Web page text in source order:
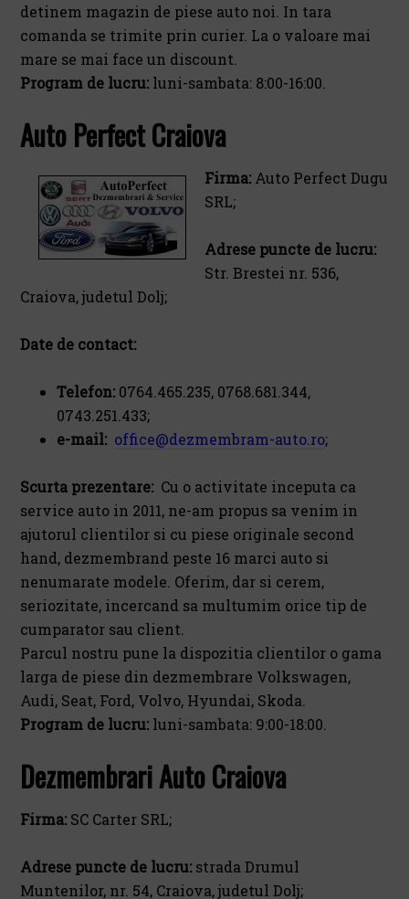
detinem magazin de piese auto noi. In tara
comanda se trimite prin curier. La o valoare mai
mare se mai face un discount.
Program de lucru: luni-sambata: 8:00-16:00.
Auto Perfect Craiova
Firma: Auto Perfect Dugu
SRL;
Adrese puncte de lucru:
Str. Brestei nr. 536,
Craiova, judetul Dolj;
Date de contact:
Telefon: 0764.465.235, 0768.681.344,
0743.251.433;
e-mail: office@dezmembram-auto.ro;
Scurta prezentare: Cu o activitate inceputa ca
service auto in 2011, ne-am propus sa venim in
ajutorul clientilor si cu piese originale second
hand, dezmembrand peste 16 marci auto si
nenumarate modele. Oferim, dar si cerem,
seriozitate, incercand sa multumim orice tip de
cumparator sau client.
Parcul nostru pune la dispozitia clientilor o gama
larga de piese din dezmembrare Volkswagen,
Audi, Seat, Ford, Volvo, Hyundai, Skoda.
Program de lucru: luni-sambata: 9:00-18:00.
Dezmembrari Auto Craiova
Firma: SC Carter SRL;
Adrese puncte de lucru: strada Drumul
Muntenilor, nr. 54, Craiova, judetul Dolj;